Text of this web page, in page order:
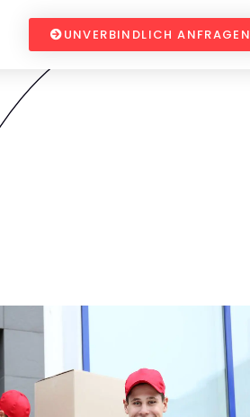
UNVERBINDLICH ANFRAGEN